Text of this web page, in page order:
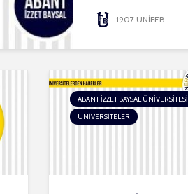
1907 ÜNİFEB
ABANT İZZET BAYSAL ÜNİVERSİTESİ
ÜNİVERSİTELER